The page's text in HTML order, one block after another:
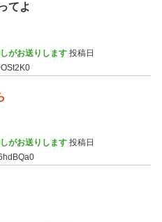
てよ
がお送りします 投稿日
がお送りします 投稿日